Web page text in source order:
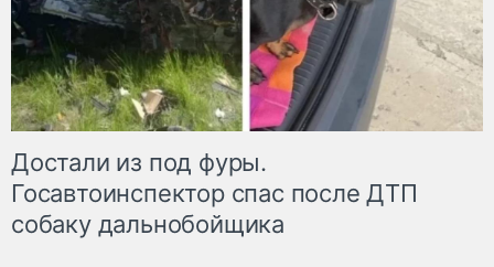
Достали из под фуры.
Госавтоинспектор спас после ДТП
собаку дальнобойщика